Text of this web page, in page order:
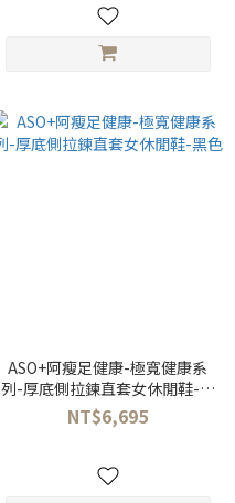
ASO+阿瘦足健康-極寬健康系
列-厚底側拉鍊直套女休閒鞋-黑
色
NT$6,695